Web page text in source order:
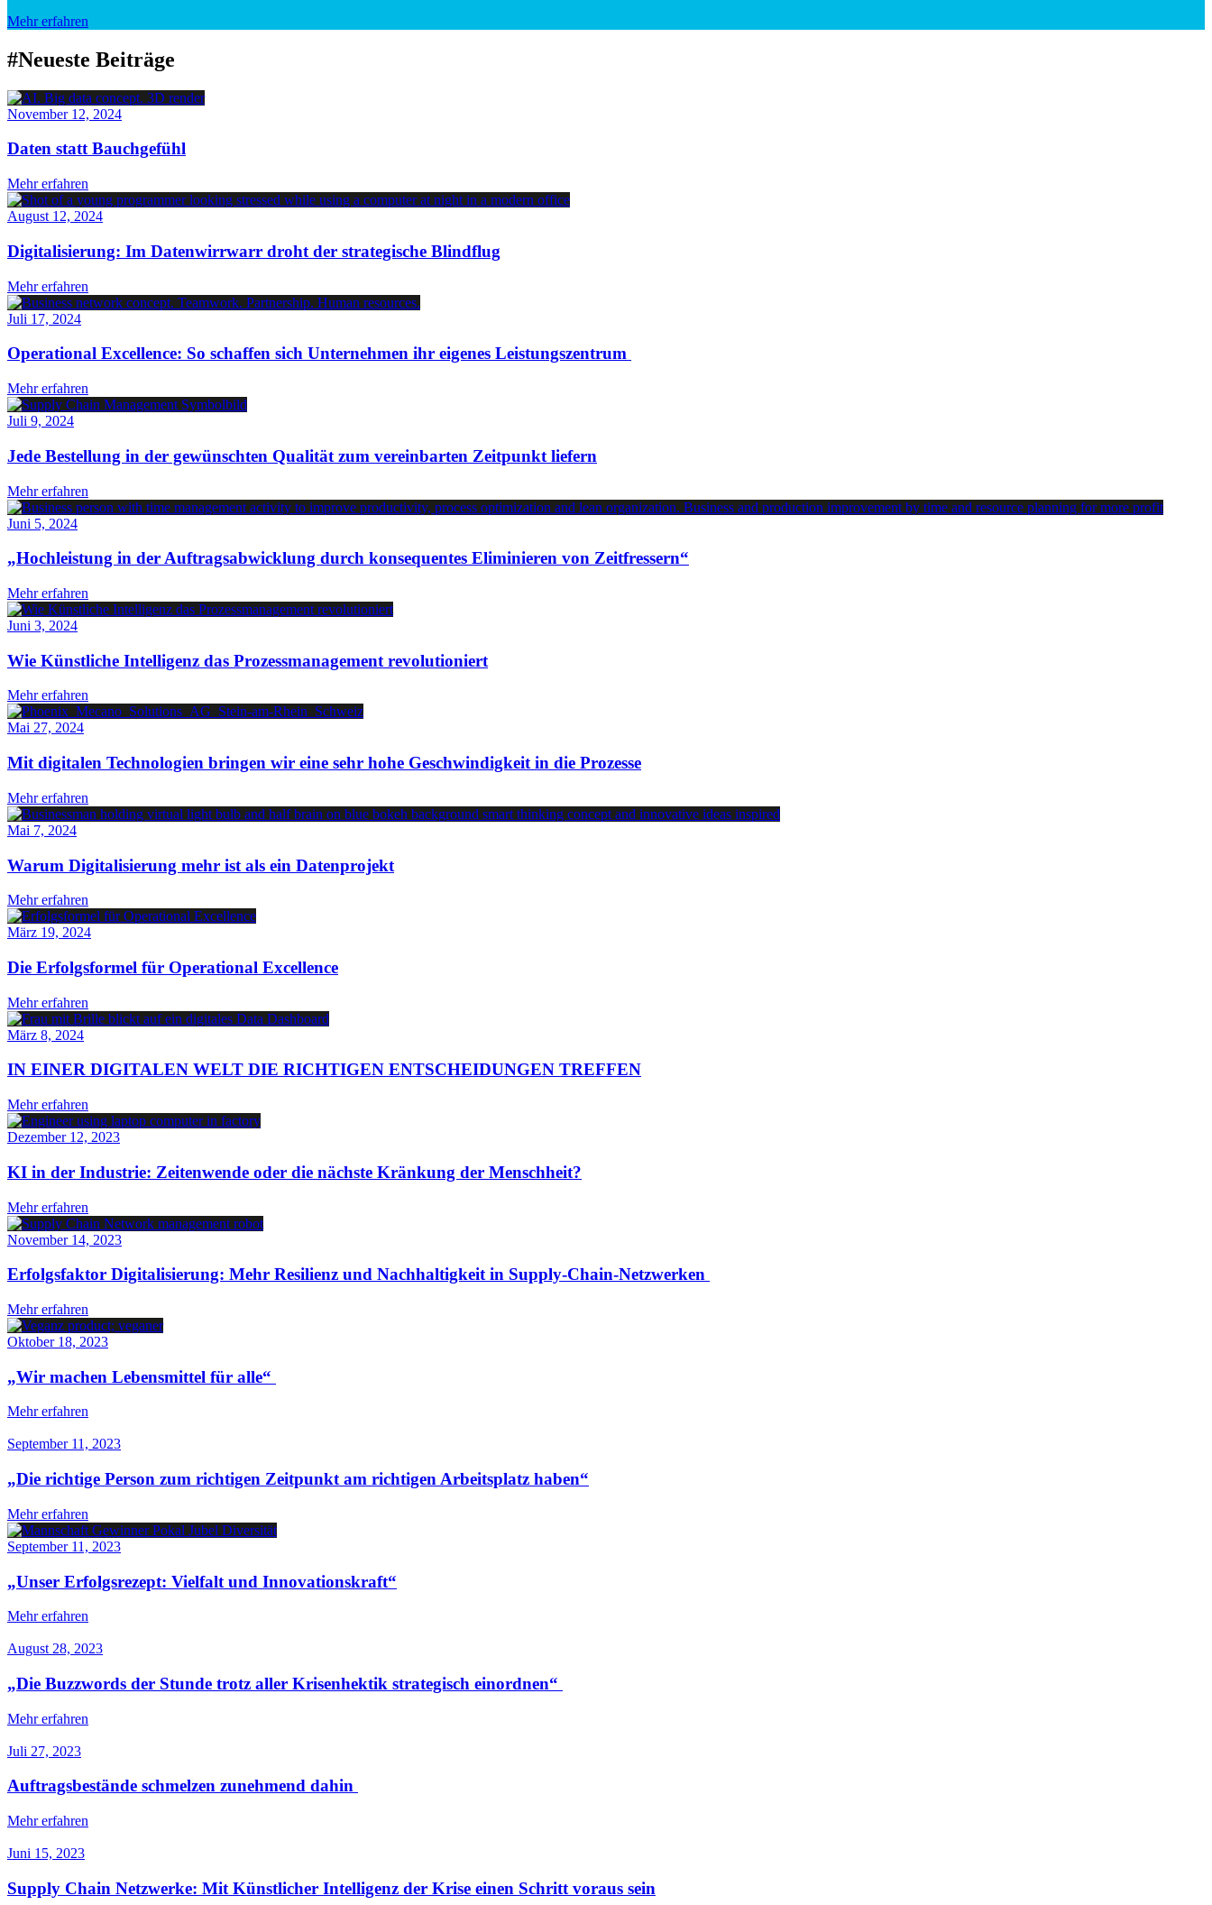
Mehr erfahren
#Neueste Beiträge
November 12, 2024
Daten statt Bauchgefühl
Mehr erfahren
August 12, 2024
Digitalisierung: Im Datenwirrwarr droht der strategische Blindflug
Mehr erfahren
Juli 17, 2024
Operational Excellence: So schaffen sich Unternehmen ihr eigenes Leistungszentrum
Mehr erfahren
Juli 9, 2024
Jede Bestellung in der gewünschten Qualität zum vereinbarten Zeitpunkt liefern
Mehr erfahren
Juni 5, 2024
„Hochleistung in der Auftragsabwicklung durch konsequentes Eliminieren von Zeitfressern“
Mehr erfahren
Juni 3, 2024
Wie Künstliche Intelligenz das Prozessmanagement revolutioniert
Mehr erfahren
Mai 27, 2024
Mit digitalen Technologien bringen wir eine sehr hohe Geschwindigkeit in die Prozesse
Mehr erfahren
Mai 7, 2024
Warum Digitalisierung mehr ist als ein Datenprojekt
Mehr erfahren
März 19, 2024
Die Erfolgsformel für Operational Excellence
Mehr erfahren
März 8, 2024
IN EINER DIGITALEN WELT DIE RICHTIGEN ENTSCHEIDUNGEN TREFFEN
Mehr erfahren
Dezember 12, 2023
KI in der Industrie: Zeitenwende oder die nächste Kränkung der Menschheit?
Mehr erfahren
November 14, 2023
Erfolgsfaktor Digitalisierung: Mehr Resilienz und Nachhaltigkeit in Supply-Chain-Netzwerken
Mehr erfahren
Oktober 18, 2023
„Wir machen Lebensmittel für alle“
Mehr erfahren
September 11, 2023
„Die richtige Person zum richtigen Zeitpunkt am richtigen Arbeitsplatz haben“
Mehr erfahren
September 11, 2023
„Unser Erfolgsrezept: Vielfalt und Innovationskraft“
Mehr erfahren
August 28, 2023
„Die Buzzwords der Stunde trotz aller Krisenhektik strategisch einordnen“
Mehr erfahren
Juli 27, 2023
Auftragsbestände schmelzen zunehmend dahin
Mehr erfahren
Juni 15, 2023
Supply Chain Netzwerke: Mit Künstlicher Intelligenz der Krise einen Schritt voraus sein